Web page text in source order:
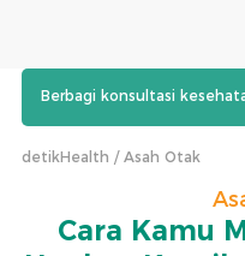
Berbagi konsultasi
detikHealth Asah Otak
Cara Kamu